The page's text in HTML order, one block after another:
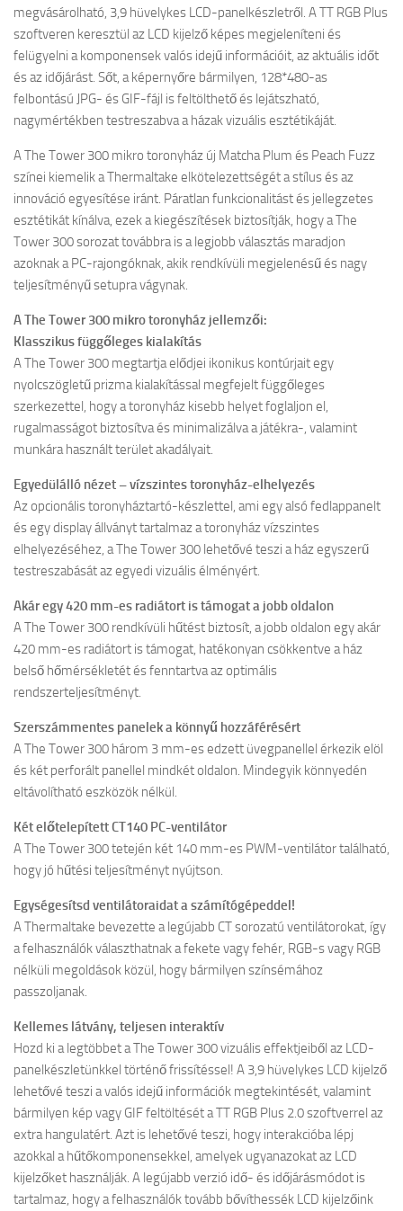
megvásárolható, 3,9 hüvelykes LCD-panelkészletről. A TT RGB Plus
szoftveren keresztül az LCD kijelző képes megjeleníteni és
felügyelni a komponensek valós idejű információit, az aktuális időt
és az időjárást. Sőt, a képernyőre bármilyen, 128*480-as
felbontású JPG- és GIF-fájl is feltölthető és lejátszható,
nagymértékben testreszabva a házak vizuális esztétikáját.
A The Tower 300 mikro toronyház új Matcha Plum és Peach Fuzz
színei kiemelik a Thermaltake elkötelezettségét a stílus és az
innováció egyesítése iránt. Páratlan funkcionalitást és jellegzetes
esztétikát kínálva, ezek a kiegészítések biztosítják, hogy a The
Tower 300 sorozat továbbra is a legjobb választás maradjon
azoknak a PC-rajongóknak, akik rendkívüli megjelenésű és nagy
teljesítményű setupra vágynak.
A The Tower 300 mikro toronyház jellemzői:
Klasszikus függőleges kialakítás
A The Tower 300 megtartja elődjei ikonikus kontúrjait egy
nyolcszögletű prizma kialakítással megfejelt függőleges
szerkezettel, hogy a toronyház kisebb helyet foglaljon el,
rugalmasságot biztosítva és minimalizálva a játékra-, valamint
munkára használt terület akadályait.
Egyedülálló nézet – vízszintes toronyház-elhelyezés
Az opcionális toronyháztartó-készlettel, ami egy alsó fedlappanelt
és egy display állványt tartalmaz a toronyház vízszintes
elhelyezéséhez, a The Tower 300 lehetővé teszi a ház egyszerű
testreszabását az egyedi vizuális élményért.
Akár egy 420 mm-es radiátort is támogat a jobb oldalon
A The Tower 300 rendkívüli hűtést biztosít, a jobb oldalon egy akár
420 mm-es radiátort is támogat, hatékonyan csökkentve a ház
belső hőmérsékletét és fenntartva az optimális
rendszerteljesítményt.
Szerszámmentes panelek a könnyű hozzáférésért
A The Tower 300 három 3 mm-es edzett üvegpanellel érkezik elöl
és két perforált panellel mindkét oldalon. Mindegyik könnyedén
eltávolítható eszközök nélkül.
Két előtelepített CT140 PC-ventilátor
A The Tower 300 tetején két 140 mm-es PWM-ventilátor található,
hogy jó hűtési teljesítményt nyújtson.
Egységesítsd ventilátoraidat a számítógépeddel!
A Thermaltake bevezette a legújabb CT sorozatú ventilátorokat, így
a felhasználók választhatnak a fekete vagy fehér, RGB-s vagy RGB
nélküli megoldások közül, hogy bármilyen színsémához
passzoljanak.
Kellemes látvány, teljesen interaktív
Hozd ki a legtöbbet a The Tower 300 vizuális effektjeiből az LCD-
panelkészletünkkel történő frissítéssel! A 3,9 hüvelykes LCD kijelző
lehetővé teszi a valós idejű információk megtekintését, valamint
bármilyen kép vagy GIF feltöltését a TT RGB Plus 2.0 szoftverrel az
extra hangulatért. Azt is lehetővé teszi, hogy interakcióba lépj
azokkal a hűtőkomponensekkel, amelyek ugyanazokat az LCD
kijelzőket használják. A legújabb verzió idő- és időjárásmódot is
tartalmaz, hogy a felhasználók tovább bővíthessék LCD kijelzőink